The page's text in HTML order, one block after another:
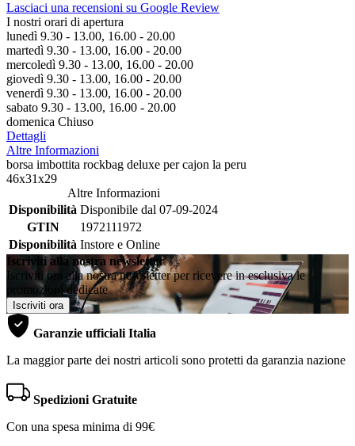
Lasciaci una recensioni su Google Review
I nostri orari di apertura
lunedì 9.30 - 13.00, 16.00 - 20.00
martedì 9.30 - 13.00, 16.00 - 20.00
mercoledì 9.30 - 13.00, 16.00 - 20.00
giovedì 9.30 - 13.00, 16.00 - 20.00
venerdì 9.30 - 13.00, 16.00 - 20.00
sabato 9.30 - 13.00, 16.00 - 20.00
domenica Chiuso
Dettagli
Altre Informazioni
borsa imbottita rockbag deluxe per cajon la peru
46x31x29
Altre Informazioni
Disponibilità Disponibile dal 07-09-2024
GTIN
1972111972
Disponibilità Instore e Online
Iscriviti alla nostra newsletter
Iscriviti ora alla nostra newsletter per ricevere in esclusiva le
promozioni dedicate
Iscriviti ora
Garanzie ufficiali Italia
La maggior parte dei nostri articoli sono protetti da garanzia nazione
Spedizioni Gratuite
Con una spesa minima di 99€